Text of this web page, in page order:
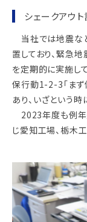
シェークアウ
当社では地震な
置しており、緊急
を定期的に実施し
保行動1-2-3「まず
あり、いざという
2023年度も例
じ愛知工場、栃木